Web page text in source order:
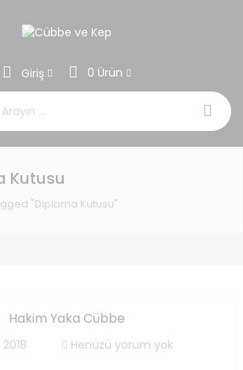
Giriş
0 Ürün
Kutusu
"Diploma Kutusu"
Hakim Yaka Cübbe
2018 Henüzü yorum yok